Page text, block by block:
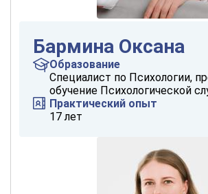
Бармина Оксана
Образование
Специалист по Психологии,
обучение Психологической
Практический опыт
17 лет